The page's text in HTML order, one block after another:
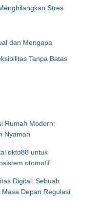
Stres
dan Mengapa
Tanpa Batas
Rumah Modern:
Nyaman
okto88 untuk
otomotif
Digital: Sebuah
Depan Regulasi